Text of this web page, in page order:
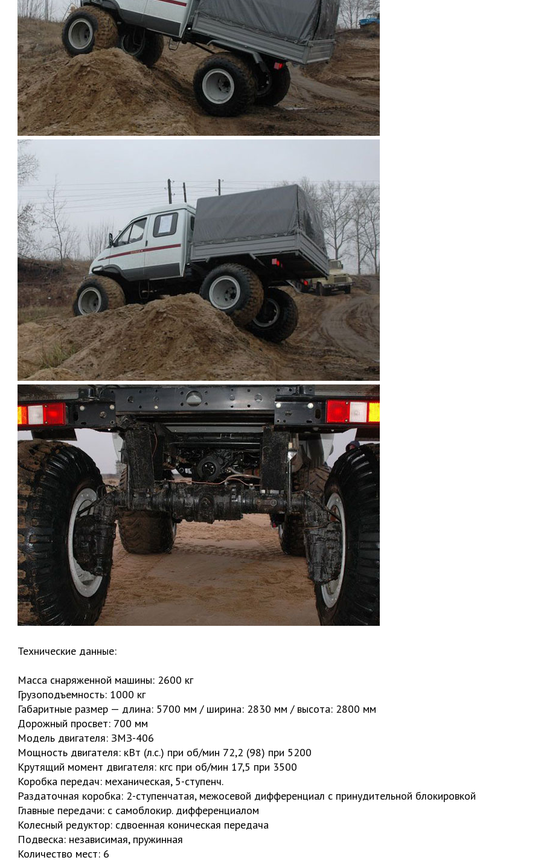
Технические данные:
Масса снаряженной машины: 2600 кг
Грузоподъемность: 1000 кг
Габаритные размер — длина: 5700 мм / ширина: 2830 мм / высота: 2800 мм
Дорожный просвет: 700 мм
Модель двигателя: ЗМЗ-406
Мощность двигателя: кВт (л.с.) при об/мин 72,2 (98) при 5200
Крутящий момент двигателя: кгс при об/мин 17,5 при 3500
Коробка передач: механическая, 5-ступенч.
Раздаточная коробка: 2-ступенчатая, межосевой дифференциал с принудительной блокировкой
Главные передачи: с самоблокир. дифференциалом
Колесный редуктор: сдвоенная коническая передача
Подвеска: независимая, пружинная
Количество мест: 6